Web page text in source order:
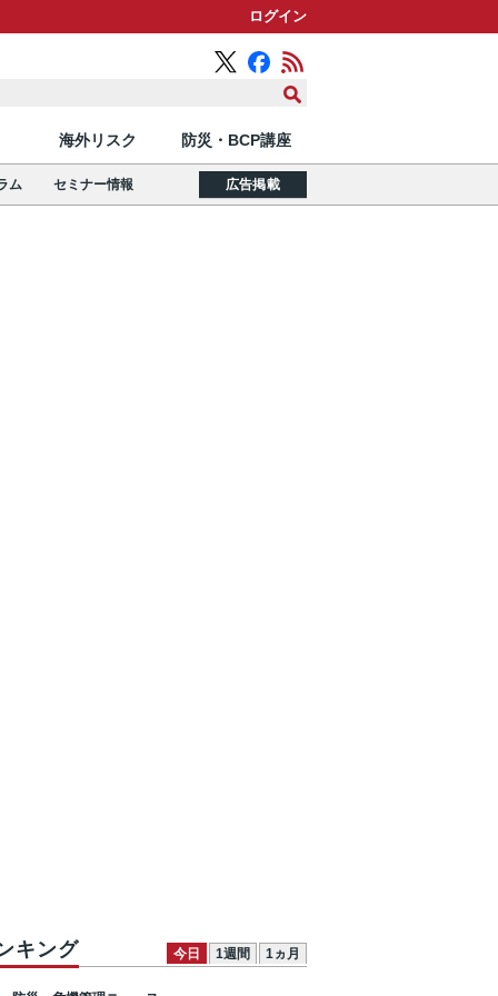
ログイン
海外リスク 防災・BCP講座
ム セミナー情報 広告掲載
キング 今日 1週間 1ヵ月